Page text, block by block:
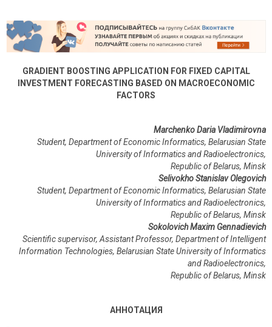
GRADIENT BOOSTING APPLICATION FOR FIXED CAPITAL
INVESTMENT FORECASTING BASED ON MACROECONOMIC
FACTORS
Marchenko Daria Vladimirovna
Student, Department of Economic Informatics, Belarusian State
University of Informatics and Radioelectronics,
Republic of Belarus, Minsk
Selivokho Stanislav Olegovich
Student, Department of Economic Informatics, Belarusian State
University of Informatics and Radioelectronics,
Republic of Belarus, Minsk
Sokolovich Maxim Gennadievich
Scientific supervisor, Assistant Professor, Department of Intelligent
Information Technologies, Belarusian State University of Informatics
and Radioelectronics,
RepublicofBelarus, Minsk
АННОТАЦИЯ